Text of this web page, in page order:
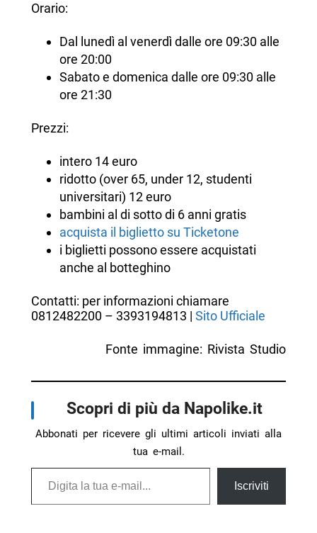
Orario:
Dal lunedì al venerdì dalle ore 09:30 alle
ore 20:00
Sabato e domenica dalle ore 09:30 alle
ore 21:30
Prezzi:
intero 14 euro
ridotto (over 65, under 12, studenti
universitari) 12 euro
bambini al di sotto di 6 anni gratis
acquista il biglietto su Ticketone
i biglietti possono essere acquistati
anche al botteghino
Contatti: per informazioni chiamare
0812482200 – 3393194813 | Sito Ufficiale
Fonte immagine: Rivista Studio
Scopri di più da Napolike.it
Abbonati per ricevere gli ultimi articoli inviati alla
tua e-mail.
Digita la tua e-mail...
Iscriviti